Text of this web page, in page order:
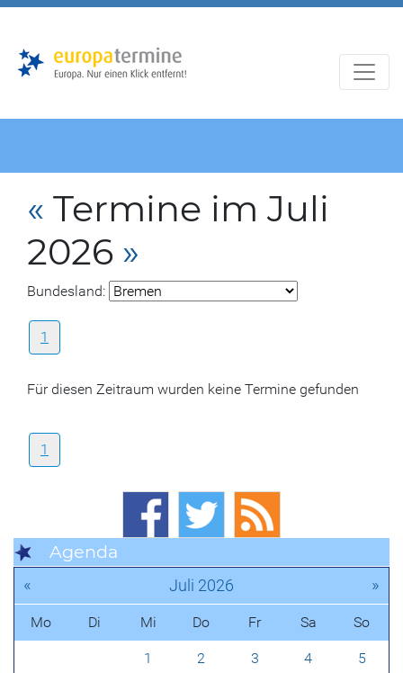
« Termine im Juli
2026 »
Bundesland:
1
Für diesen Zeitraum wurden keine Termine gefunden
1
Agenda
« Juli 2026 »
Mo Di Mi Do Fr Sa So
1 2 3 4 5